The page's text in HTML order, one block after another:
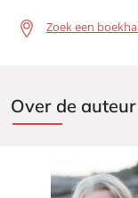
Zoek een
Over de auteur